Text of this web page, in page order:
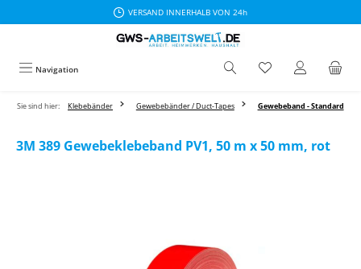
VERSAND INNERHALB VON 24h
Navigation
Sie sind hier: Klebebänder Gewebebänder / Duct-Tapes Gewebeband - Standard
3M 389 Gewebeklebeband PV1, 50 m x 50 mm, rot